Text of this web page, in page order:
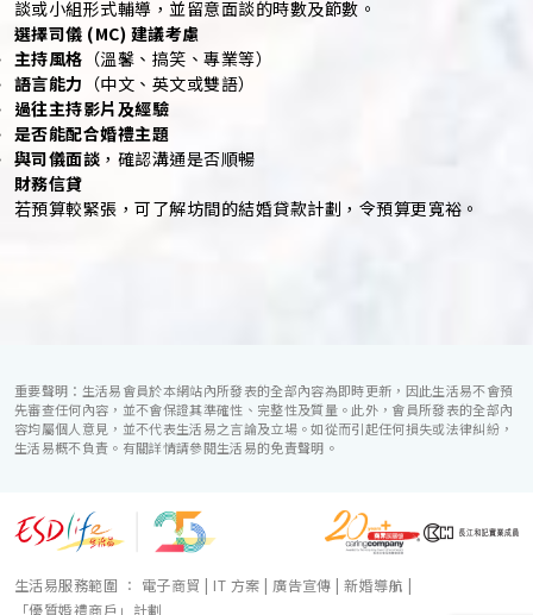
談或小組形式輔導，並留意面談的時數及節數。
選擇司儀 (MC) 建議考慮
主持風格 （溫馨、搞笑、專業等）
語言能力 （中文、英文或雙語）
過往主持影片及經驗
是否能配合婚禮主題
與司儀面談 ，確認溝通是否順暢
財務信貸
若預算較緊張，可了解坊間的結婚貸款計劃，令預算更寬裕。
重要聲明：生活易會員於本網站內所發表的全部內容為即時更新，因此生活易不會預
先審查任何內容，並不會保證其準確性、完整性及質量。此外，會員所發表的全部內
容均屬個人意見，並不代表生活易之言論及立場。如從而引起任何損失或法律糾紛，
生活易概不負責。有關詳情請參閱生活易的免責聲明。
生活易服務範圍 ： 電子商貿 | IT 方案 | 廣告宣傳 |新婚導航 |
「優質婚禮商戶」計劃